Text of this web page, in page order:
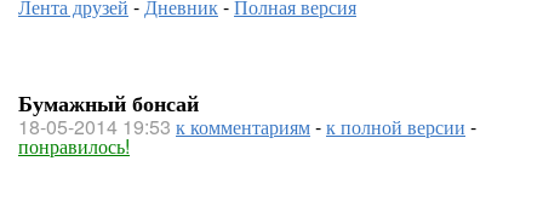
Лента друзей -Дневник-Полная версия
Бумажный бонсай
18-05-2014 19:53 к комментариям-к полной версии -
понравилось!